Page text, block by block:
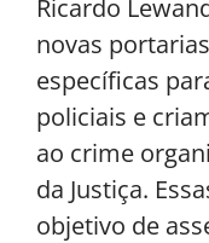
Ricardo
novas
específicas
policiais e
ao crime
da Justiça.
objetivo de